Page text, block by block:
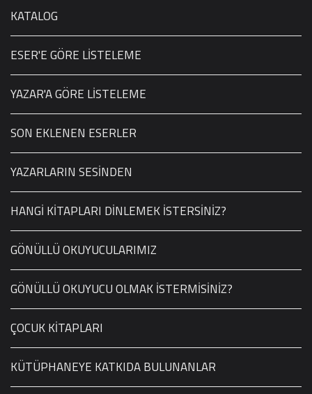
KATALOG
ESER'E GÖRE LİSTELEME
YAZAR'A GÖRE LİSTELEME
SON EKLENEN ESERLER
YAZARLARIN SESİNDEN
HANGİ KİTAPLARI DİNLEMEK İSTERSİNİZ?
GÖNÜLLÜ OKUYUCULARIMIZ
GÖNÜLLÜ OKUYUCU OLMAK İSTERMİSİNİZ?
ÇOCUK KİTAPLARI
KÜTÜPHANEYE KATKIDA BULUNANLAR